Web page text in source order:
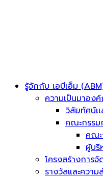
รู้จักกับ เอบีเอ็ม
ความเป็นมาอง
วิสัยทัศน์เ
คณะกรรม
คณ
ผู้บริ
โครงสร้างการจั
รางวัลและความ